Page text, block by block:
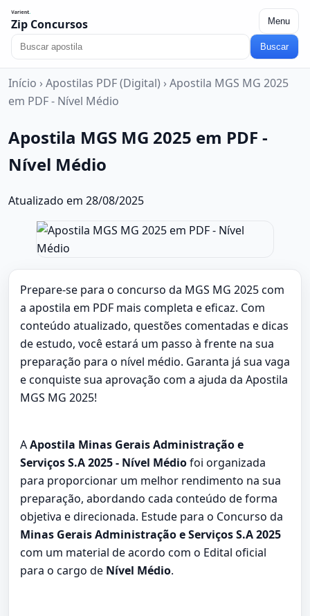
Zip Concursos Menu
Buscar
Início › Apostilas PDF (Digital) › Apostila MGS MG 2025
em PDF - Nível Médio
Apostila MGS MG 2025 em PDF -
Nível Médio
Atualizado em 28/08/2025
Prepare-se para o concurso da MGS MG 2025 com
a apostila em PDF mais completa e eficaz. Com
conteúdo atualizado, questões comentadas e dicas
de estudo, você estará um passo à frente na sua
preparação para o nível médio. Garanta já sua vaga
e conquiste sua aprovação com a ajuda da Apostila
MGS MG 2025!
AApostila Minas Gerais Administração e
Serviços S.A 2025 - Nível Médiofoi organizada
para proporcionar um melhor rendimento na sua
preparação, abordando cada conteúdo de forma
objetiva e direcionada. Estude para o Concurso da
Minas Gerais Administração e Serviços S.A 2025
com um material de acordo com o Edital oficial
para o cargo de Nível Médio.